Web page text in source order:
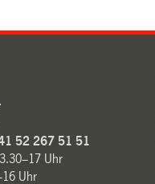
52 267 51 51
Uhr
Uhr